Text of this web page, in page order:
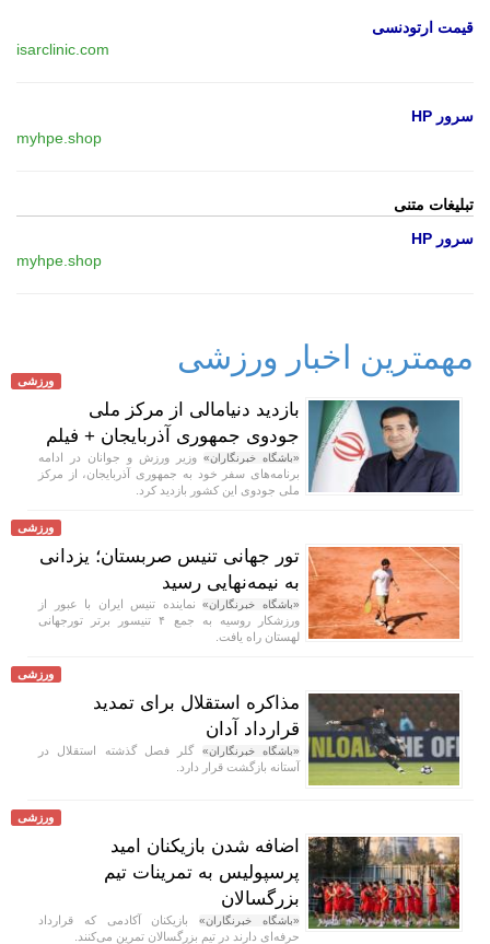
قیمت ارتودنسی
isarclinic.com
سرور HP
myhpe.shop
تبلیغات متنی
سرور HP
myhpe.shop
مهمترین اخبار ورزشی
ورزشی
بازدید دنیامالی از مرکز ملی
جودوی جمهوری آذربایجان + فیلم
«باشگاه خبرنگاران» وزیر ورزش و جوانان در ادامه
برنامه‌های سفر خود به جمهوری آذربایجان، از مرکز
ملی جودوی این کشور بازدید کرد.
ورزشی
تور جهانی تنیس صربستان؛ یزدانی
به نیمه‌نهایی رسید
«باشگاه خبرنگاران»نماینده تنیس ایران با عبور از
ورزشکار روسیه به جمع ۴ تنیسور برتر تورجهانی
لهستان راه یافت.
ورزشی
مذاکره استقلال برای تمدید
قرارداد آدان
«باشگاه خبرنگاران» گلر فصل گذشته استقلال در
آستانه بازگشت قرار دارد.
ورزشی
اضافه شدن بازیکنان امید
پرسپولیس به تمرینات تیم
بزرگسالان
«باشگاه خبرنگاران»بازیکنان آکادمی که قرارداد
حرفه‌ای دارند در تیم بزرگسالان تمرین می‌کنند.